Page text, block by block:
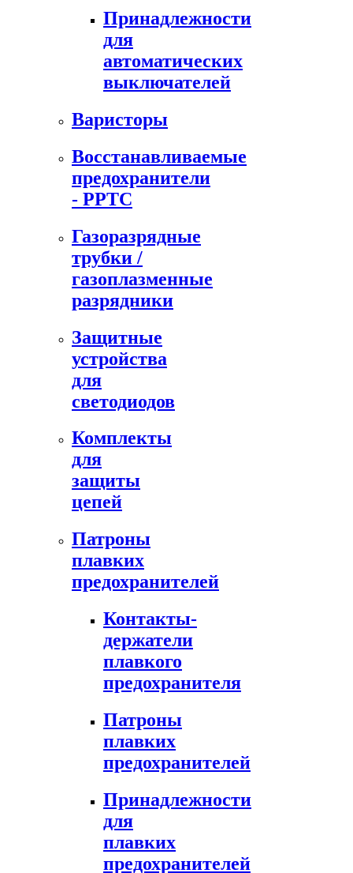
Принадлежности
для
автоматических
выключателей
Варисторы
Восстанавливаемые
предохранители
- PPTC
Газоразрядные
трубки /
газоплазменные
разрядники
Защитные
устройства
для
светодиодов
Комплекты
для
защиты
цепей
Патроны
плавких
предохранителей
Контакты-
держатели
плавкого
предохранителя
Патроны
плавких
предохранителей
Принадлежности
для
плавких
предохранителей